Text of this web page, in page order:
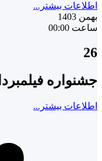
اطلاعات بیشتر...
بهمن 1403
ساعت 00:00
26
جشنواره
اطلاعات بیشتر...